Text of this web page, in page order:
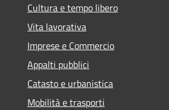
Cultura e tempo libero
Vita lavorativa
Imprese e Commercio
Appalti pubblici
Catasto e urbanistica
Mobilità e trasporti